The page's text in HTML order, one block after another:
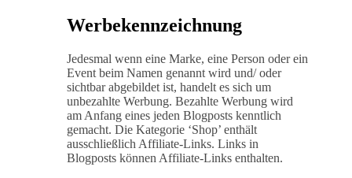
Werbekennzeichnung
Jedesmal wenn eine Marke, eine Person oder ein
Event beim Namen genannt wird und/ oder
sichtbar abgebildet ist, handelt es sich um
unbezahlte Werbung. Bezahlte Werbung wird
am Anfang eines jeden Blogposts kenntlich
gemacht. Die Kategorie ‘Shop’ enthält
ausschließlich Affiliate-Links. Links in
Blogposts können Affiliate-Links enthalten.